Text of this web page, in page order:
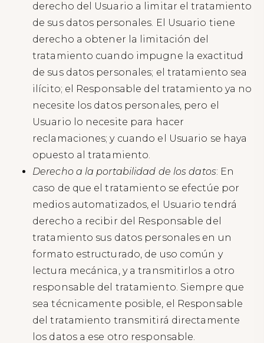
derecho del Usuario a limitar el tratamiento
de sus datos personales. El Usuario tiene
derecho a obtener la limitación del
tratamiento cuando impugne la exactitud
de sus datos personales; el tratamiento sea
ilícito; el Responsable del tratamiento ya no
necesite los datos personales, pero el
Usuario lo necesite para hacer
reclamaciones; y cuando el Usuario se haya
opuesto al tratamiento.
Derecho a la portabilidad de los datos: En
caso de que el tratamiento se efectúe por
medios automatizados, el Usuario tendrá
derecho a recibir del Responsable del
tratamiento sus datos personales en un
formato estructurado, de uso común y
lectura mecánica, y a transmitirlos a otro
responsable del tratamiento. Siempre que
sea técnicamente posible, el Responsable
del tratamiento transmitirá directamente
los datos a ese otro responsable.